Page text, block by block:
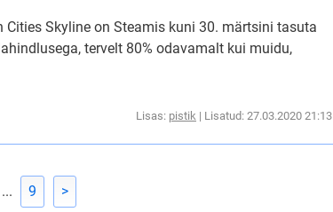
Skyline on Steamis kuni 30. märtsini tasuta
tervelt 80% odavamalt kui muidu,
Lisas: pistik | Lisatud: 27.03.2020 21:13
... 9 >